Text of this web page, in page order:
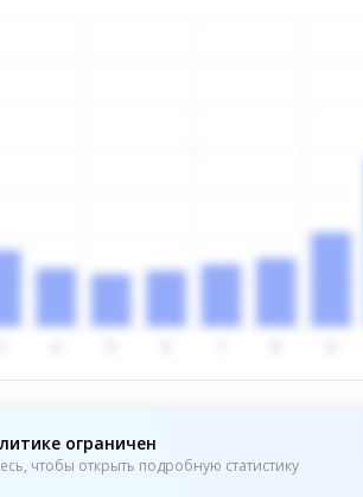
ограничен
чтобы открыть подробную статистику